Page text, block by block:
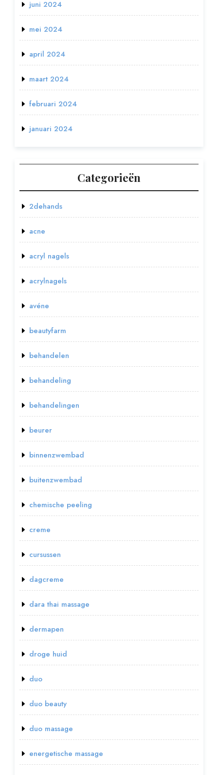
juni 2024
mei 2024
april 2024
maart 2024
februari 2024
januari 2024
Categorieën
2dehands
acne
acryl nagels
acrylnagels
avéne
beautyfarm
behandelen
behandeling
behandelingen
beurer
binnenzwembad
buitenzwembad
chemische peeling
creme
cursussen
dagcreme
dara thai massage
dermapen
droge huid
duo
duo beauty
duo massage
energetische massage